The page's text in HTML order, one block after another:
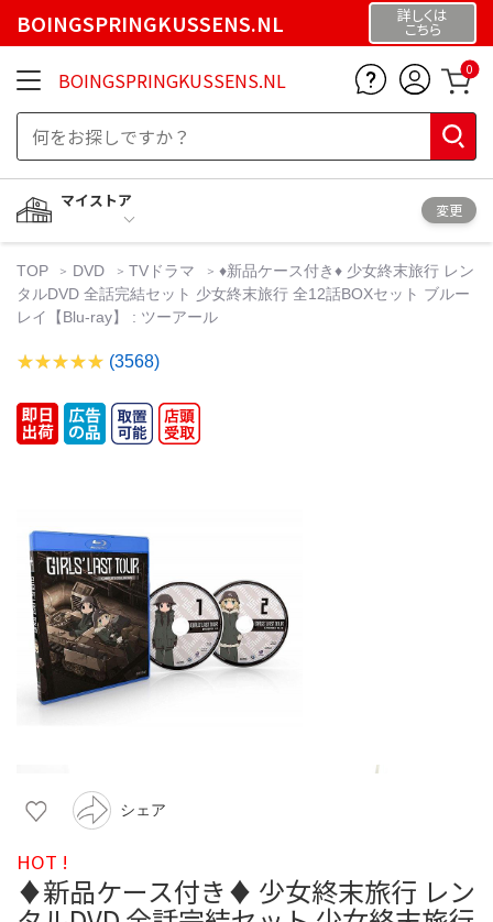
BOINGSPRINGKUSSENS.NL 詳しくは
こちら
BOINGSPRINGKUSSENS.NL 0
マイストア
変更
TOP DVD TVドラマ
♦︎新品ケース付き♦︎ 少女終末旅行 レン
タルDVD 全話完結セット 少女終末旅行 全12話BOXセット ブルー
レイ【Blu-ray】 : ツーアール
(3568)
シェア
HOT !
♦︎新品ケース付き♦︎ 少女終末旅行 レン